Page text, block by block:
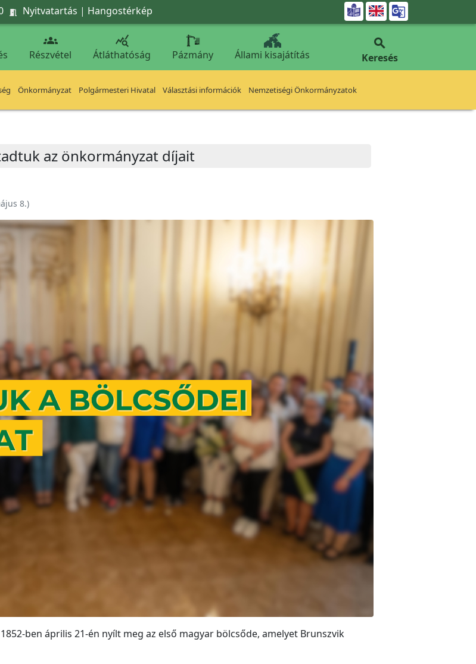
 Nyitvatartás | Hangostérkép 

Részvétel

Átláthatóság Pázmány Állami kisajátítás

Keresés
Önkormányzat Polgármesteri Hivatal Választási információk Nemzetiségi Önkormányzatok
az önkormányzat díjait
8.)
ben április 21-én nyílt meg az első magyar bölcsőde, amelyet Brunszvik